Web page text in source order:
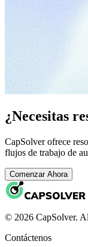
¿Necesitas
CapSolver ofrece
flujos de trabajo de
Comenzar Ahora
© 2026 CapSolver.
Contáctenos